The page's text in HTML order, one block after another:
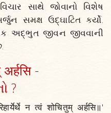
સાથે જોવાનો વિશેષ
સમક્ષ ઉદ્‌ઘાટિત કર્યો.
અદ્‌ભુત જીવન જીવવાની
अर्हसि -
?
न त्वं शोचितुम्‌ अर्हसि॥'